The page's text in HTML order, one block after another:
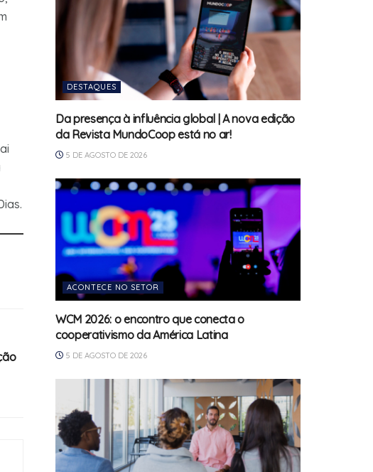
DESTAQUES
Da presença à influência global | A nova edição
da Revista MundoCoop está no ar!
5 DE AGOSTO DE 2026
ACONTECE NO SETOR
WCM 2026: o encontro que conecta o
cooperativismo da América Latina
5 DE AGOSTO DE 2026